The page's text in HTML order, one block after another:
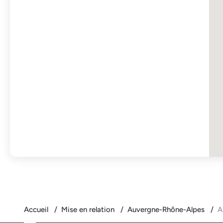
Accueil Mise en relation Auvergne-Rhône-Alpes